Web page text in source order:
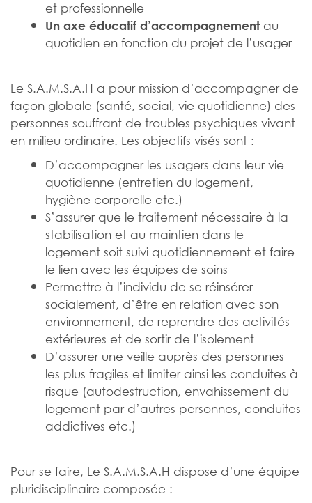
et professionnelle
Un axe éducatif d’accompagnement au
quotidien en fonction du projet de l’usager
Le S.A.M.S.A.H a pour mission d’accompagner de
façon globale (santé, social, vie quotidienne) des
personnes souffrant de troubles psychiques vivant
en milieu ordinaire. Les objectifs visés sont :
D’accompagner les usagers dans leur vie
quotidienne (entretien du logement,
hygiène corporelle etc.)
S’assurer que le traitement nécessaire à la
stabilisation et au maintien dans le
logement soit suivi quotidiennement et faire
le lien avec les équipes de soins
Permettre à l’individu de se réinsérer
socialement, d’être en relation avec son
environnement, de reprendre des activités
extérieures et de sortir de l’isolement
D’assurer une veille auprès des personnes
les plus fragiles et limiter ainsi les conduites à
risque (autodestruction, envahissement du
logement par d’autres personnes, conduites
addictives etc.)
Pour se faire, Le S.A.M.S.A.H dispose d’une équipe
pluridisciplinaire composée :